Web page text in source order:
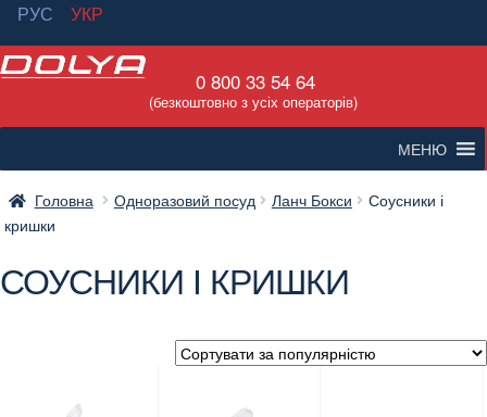
РУС
УКР
Перейти
навігації
Перейти
вмісту
0 800 33 54 64
(безкоштовно з усіх операторів)
МЕНЮ
Головна Одноразовий посуд Ланч Бокси
Соусники і
кришки
СОУСНИКИ І КРИШКИ